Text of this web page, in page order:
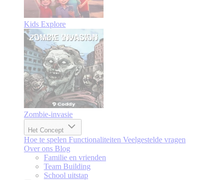
Kids Explore
Zombie-invasie
Het Concept
Hoe te spelen Functionaliteiten Veelgestelde vragen
Over ons Blog
Familie en vrienden
Team Building
School uitstap